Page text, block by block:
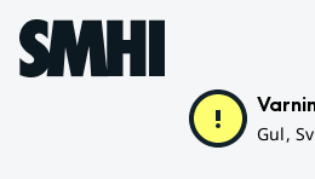
Hoppa till sidans innehåll
Gul,